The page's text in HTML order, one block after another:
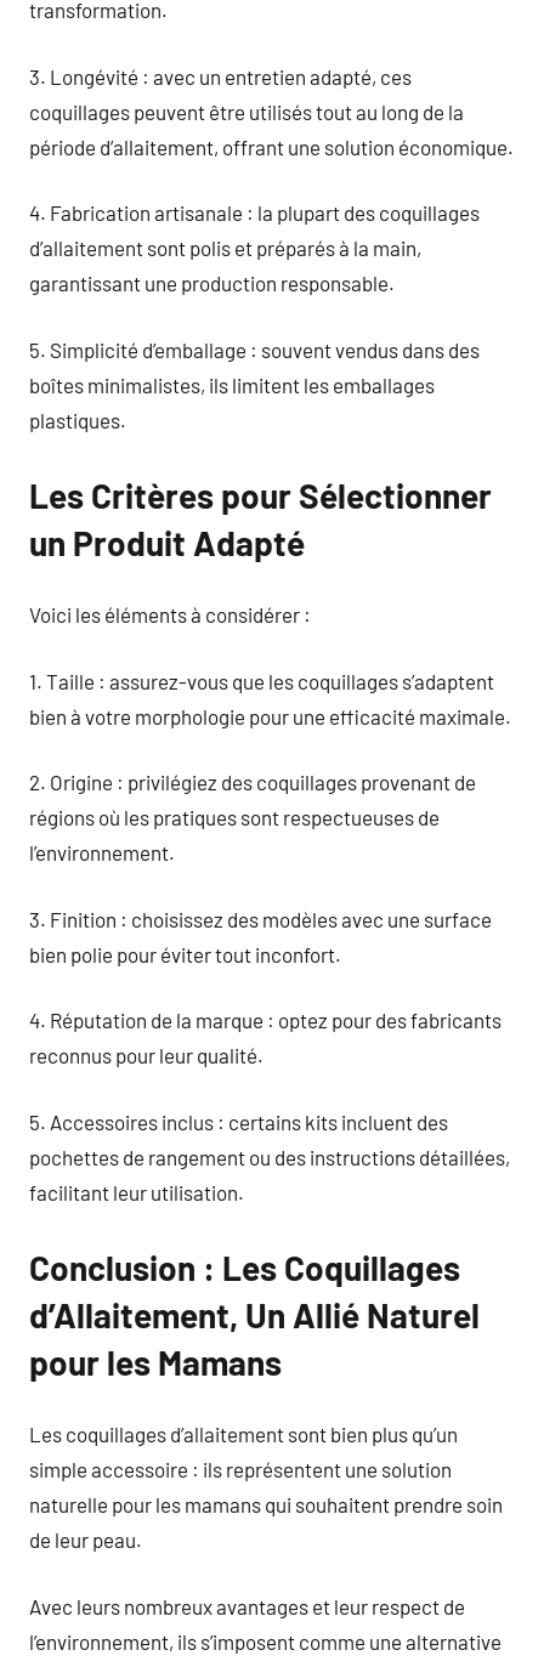
transformation.
3. Longévité : avec un entretien adapté, ces
coquillages peuvent être utilisés tout au long de la
période d’allaitement, offrant une solution économique.
4. Fabrication artisanale : la plupart des coquillages
d’allaitement sont polis et préparés à la main,
garantissant une production responsable.
5. Simplicité d’emballage : souvent vendus dans des
boîtes minimalistes, ils limitent les emballages
plastiques.
Les Critères pour Sélectionner
un Produit Adapté
Voici les éléments à considérer :
1. Taille : assurez-vous que les coquillages s’adaptent
bien à votre morphologie pour une efficacité maximale.
2. Origine : privilégiez des coquillages provenant de
régions où les pratiques sont respectueuses de
l’environnement.
3. Finition : choisissez des modèles avec une surface
bien polie pour éviter tout inconfort.
4. Réputation de la marque : optez pour des fabricants
reconnus pour leur qualité.
5. Accessoires inclus : certains kits incluent des
pochettes de rangement ou des instructions détaillées,
facilitant leur utilisation.
Conclusion : Les Coquillages
d’Allaitement, Un Allié Naturel
pour les Mamans
Les coquillages d’allaitement sont bien plus qu’un
simple accessoire : ils représentent une solution
naturelle pour les mamans qui souhaitent prendre soin
de leur peau.
Avec leurs nombreux avantages et leur respect de
l’environnement, ils s’imposent comme une alternative